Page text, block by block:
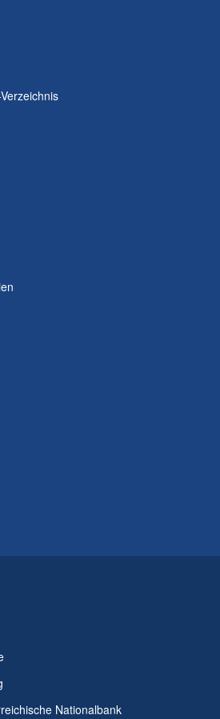
und die Zuteilungsverfahren
Nationalbank